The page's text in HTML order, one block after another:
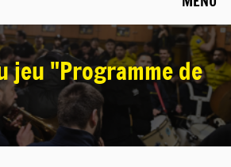
jeu "Programme de